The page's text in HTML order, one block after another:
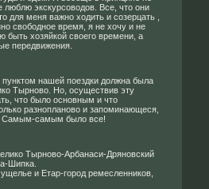
люблю экскурсоводов. Все, что они
для меня важно ходить и созерцать ,
свободное время, я не хочу и не
быть хозяйкой своего времени, а
передвижения.
нашей поездки должна была
Тырново. Но, осуществив эту
что было основным и что
разнопланово и запоминающеся,
Самым-самым было все!
Тырново-Арбанаси-Дряновский
Шипка.
и Етар-город ремесленников,